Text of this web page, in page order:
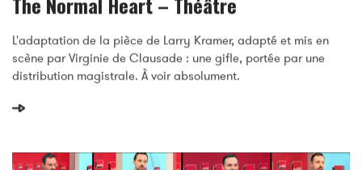
Critique 19 septembre 2021
The Normal Heart – Théâtre
L'adaptation de la pièce de Larry Kramer, adapté et mis en
scène par Virginie de Clausade : une gifle, portée par une
distribution magistrale. À voir absolument.